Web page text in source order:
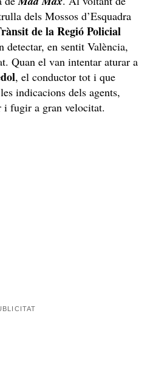
dels Mossos d’Esquadra
de la Regió Policial
detectar, en sentit València,
Quan el van intentar aturar a
, el conductor tot i que
indicacions dels agents,
i fugir a gran velocitat.